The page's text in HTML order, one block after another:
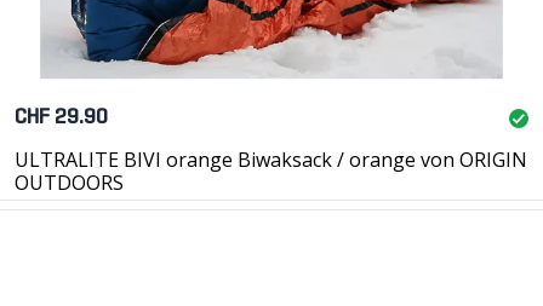
CHF 29.90
ULTRALITE BIVI orange Biwaksack / orange von ORIGIN
OUTDOORS